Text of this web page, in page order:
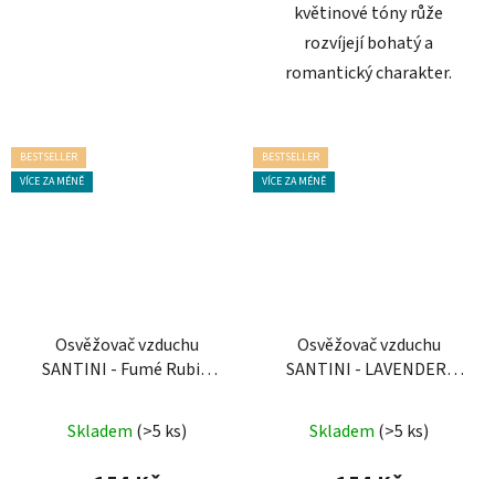
květinové tóny růže
rozvíjejí bohatý a
romantický charakter.
BESTSELLER
VÍCE ZA MÉNĚ
Osvěžovač vzduchu
SANTINI - Fumé Rubis,
hodnocení
produktu
Skladem (>5 ks)
BESTSELLER
VÍCE ZA MÉNĚ
Osvěžovač vzduchu
SANTINI - LAVENDER,
hodnocení
produktu
Skladem (>5 ks)